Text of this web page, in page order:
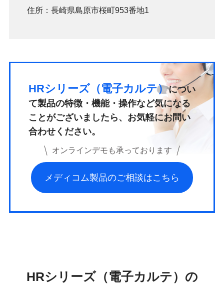
住所：長崎県島原市桜町953番地1
HRシリーズ（電子カルテ）につい
て製品の特徴・機能・操作など気になる
ことがございましたら、 お気軽にお問い
合わせください。
オンラインデモも承っております
メディコム製品のご相談はこちら
HRシリーズ（電子カルテ）の